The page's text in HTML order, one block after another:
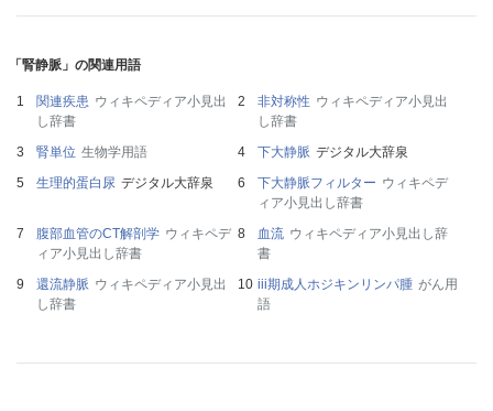
「腎静脈」の関連用語
関連疾患 ウィキペディア小見出
し辞書
非対称性 ウィキペディア小見出
し辞書
腎単位 生物学用語 下大静脈 デジタル大辞泉
生理的蛋白尿 デジタル大辞泉 下大静脈フィルター ウィキペデ
ィア小見出し辞書
腹部血管のCT解剖学 ウィキペデ
ィア小見出し辞書
血流 ウィキペディア小見出し辞
書
還流静脈 ウィキペディア小見出
し辞書
iii期成人ホジキンリンパ腫 がん用
語